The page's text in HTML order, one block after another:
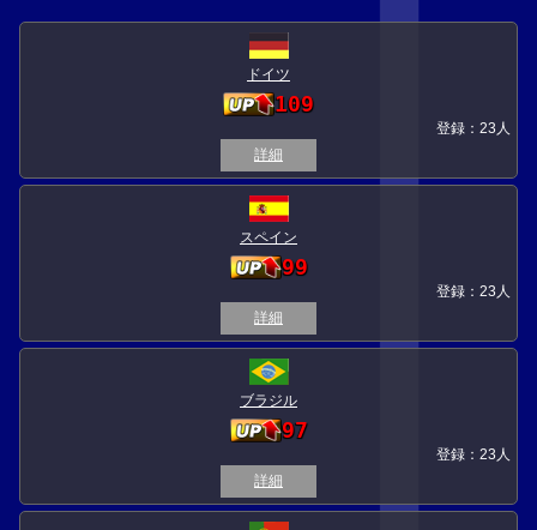
ドイツ
109
登録：23人
詳細
スペイン
99
登録：23人
詳細
ブラジル
97
登録：23人
詳細